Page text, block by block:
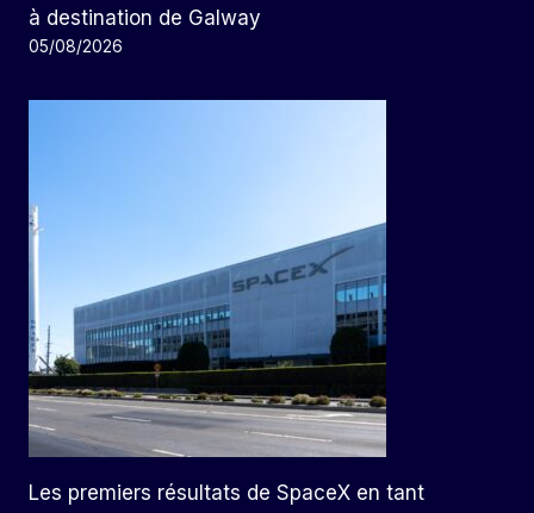
à destination de Galway
05/08/2026
Les premiers résultats de SpaceX en tant